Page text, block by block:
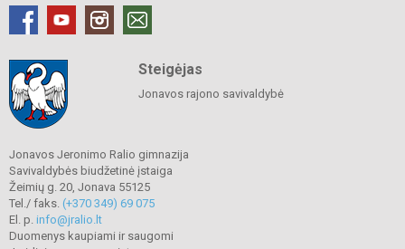
Steigėjas
Jonavos rajono savivaldybė
Jonavos Jeronimo Ralio gimnazija
Savivaldybės biudžetinė įstaiga
Žeimių g. 20, Jonava 55125
Tel./ faks. (+370 349) 69 075
El. p. info@jralio.lt
Duomenys kaupiami ir saugomi